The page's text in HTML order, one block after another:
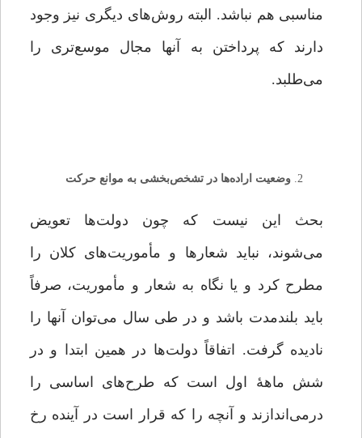
مناسبی هم نباشد. البته روش‌های دیگری نیز وجود
دارند که پرداختن به آنها مجال موسع‌تری را
می‌طلبد.
وضعیت اراده‌ها در تشخص‌بخشی به موانع حرکت
بحث این نیست که چون دولت‌ها تعویض
می‌شوند، نباید شعارها و مأموریت‌های کلان را
مطرح کرد و یا نگاه به شعار و مأموریت، صرفاً
باید بلندمدت باشد و در طی سال می‌توان آنها را
نادیده گرفت. اتفاقاً دولت‌ها در همین ابتدا و در
شش‌ ماهۀ اول است که طرح‌های اساسی را
درمی‌اندازند و آنچه را که قرار است در آینده رخ